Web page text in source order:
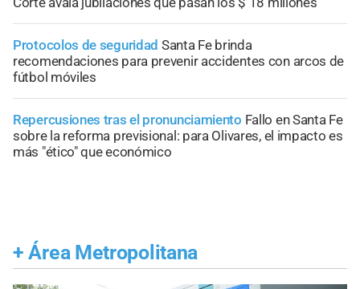
Protocolos de seguridad Santa Fe brinda
recomendaciones para prevenir accidentes con arcos de
fútbol móviles
Repercusiones tras el pronunciamiento Fallo en Santa Fe
sobre la reforma previsional: para Olivares, el impacto es
más "ético" que económico
+ Área Metropolitana